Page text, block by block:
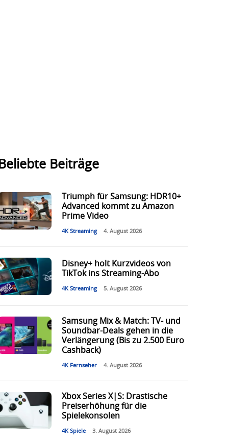
Beliebte Beiträge
Triumph für Samsung: HDR10+
Advanced kommt zu Amazon
Prime Video
4K Streaming 4. August 2026
Disney+ holt Kurzvideos von
TikTok ins Streaming-Abo
4K Streaming 5. August 2026
Samsung Mix & Match: TV- und
Soundbar-Deals gehen in die
Verlängerung (Bis zu 2.500 Euro
Cashback)
4K Fernseher 4. August 2026
Xbox Series X|S: Drastische
Preiserhöhung für die
Spielekonsolen
4K Spiele 3. August 2026